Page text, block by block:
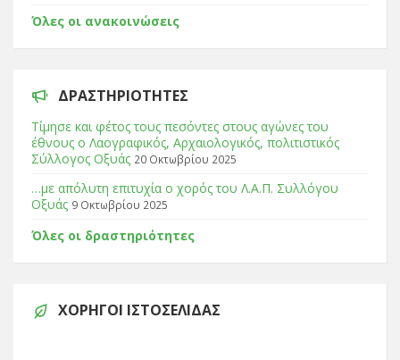
Όλες οι ανακοινώσεις
ΔΡΑΣΤΗΡΙΌΤΗΤΕΣ
Τίμησε και φέτος τους πεσόντες στους αγώνες του
έθνους ο Λαογραφικός, Αρχαιολογικός, πολιτιστικός
Σύλλογος Οξυάς 20 Οκτωβρίου 2025
…με απόλυτη επιτυχία ο χορός του Λ.Α.Π. Συλλόγου
Οξυάς 9 Οκτωβρίου 2025
Όλες οι δραστηριότητες
ΧΟΡΗΓΟΊ ΙΣΤΟΣΕΛΊΔΑΣ